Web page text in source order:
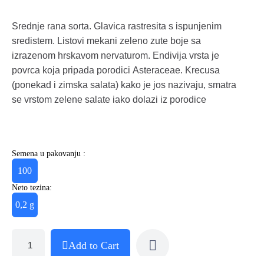
Srednje rana sorta. Glavica rastresita s ispunjenim
sredistem. Listovi mekani zeleno zute boje sa
izrazenom hrskavom nervaturom. Endivija vrsta je
povrca koja pripada porodici Asteraceae. Krecusa
(ponekad i zimska salata) kako je jos nazivaju, smatra
se vrstom zelene salate iako dolazi iz porodice
Semena u pakovanju :
100
Neto tezina:
0,2 g
Add to Cart